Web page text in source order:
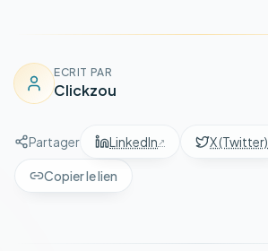
ECRIT PAR
Clickzou
Partager LinkedIn X (Twitter)
Copier le lien